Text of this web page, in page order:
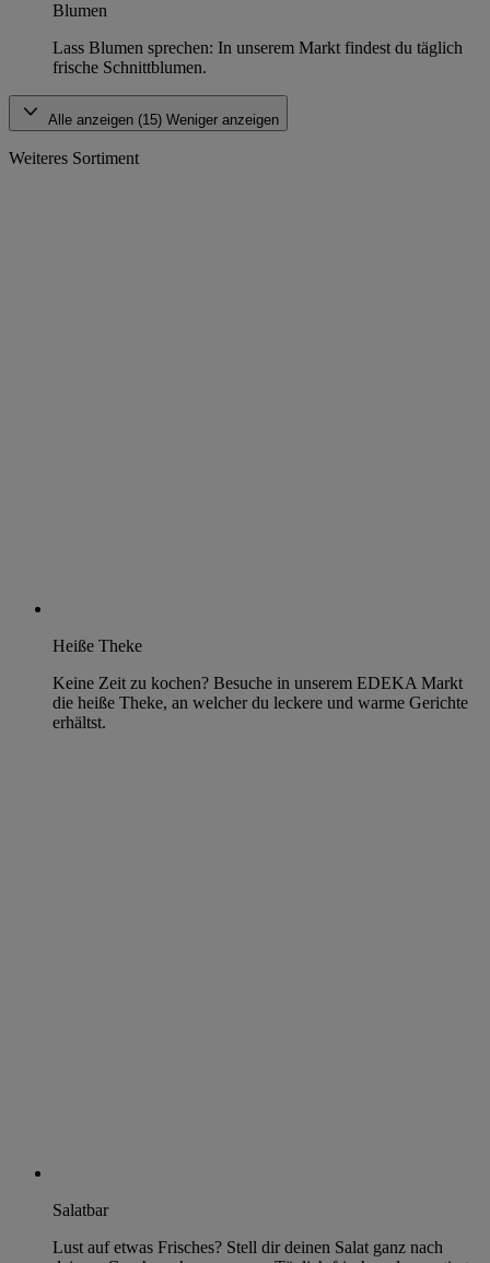
Blumen
Lass Blumen sprechen: In unserem Markt findest du täglich
frische Schnittblumen.
Alle anzeigen (15) Weniger anzeigen
Weiteres Sortiment
Heiße Theke
Keine Zeit zu kochen? Besuche in unserem EDEKA Markt
die heiße Theke, an welcher du leckere und warme Gerichte
erhältst.
Salatbar
Lust auf etwas Frisches? Stell dir deinen Salat ganz nach